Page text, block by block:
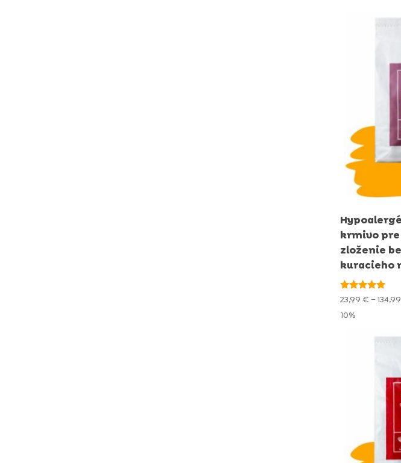
krmivo pre
zloženie
kuracieho
Hodnotenie
4.94
z 5
23,99 € – 134,99
10%